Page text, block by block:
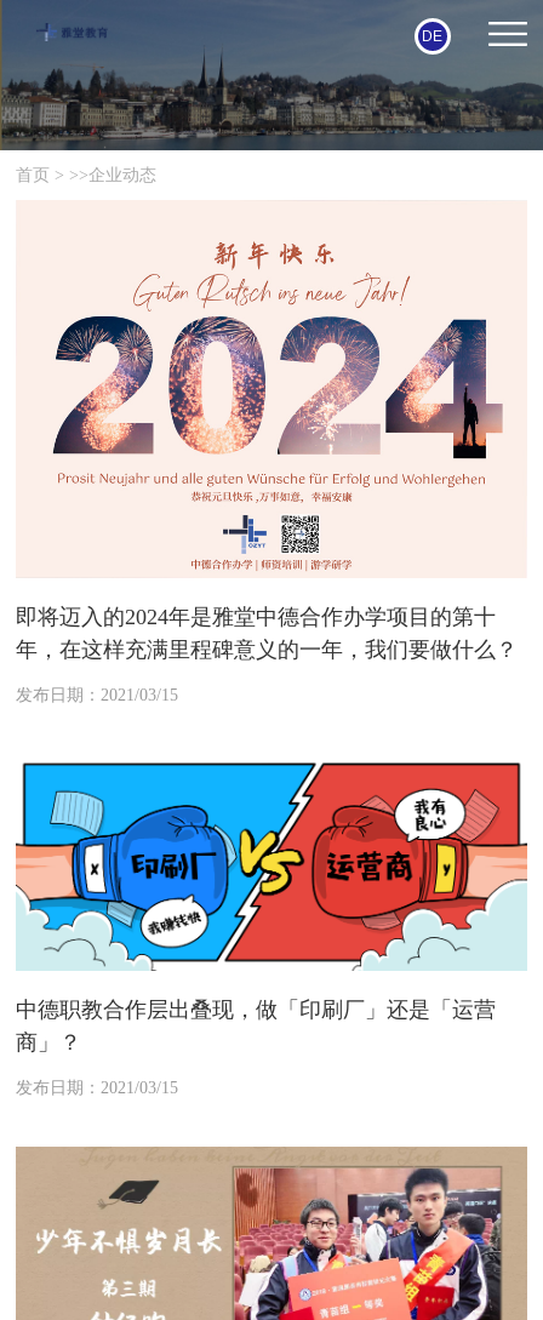
DE
首页 > >>企业动态
即将迈入的2024年是雅堂中德合作办学项目的第十
年，在这样充满里程碑意义的一年，我们要做什么？
发布日期：2021/03/15
中德职教合作层出叠现，做「印刷厂」还是「运营
商」？
发布日期：2021/03/15